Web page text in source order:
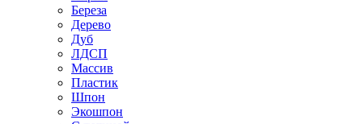
Береза
Дерево
Дуб
ЛДСП
Массив
Пластик
Шпон
Экошпон